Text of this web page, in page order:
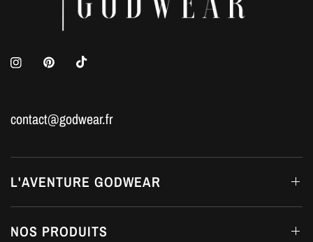
contact@godwear.fr
L'AVENTURE GODWEAR
NOS PRODUITS